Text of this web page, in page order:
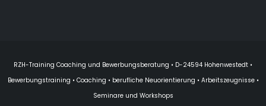
RZH-Training Coaching und Bewerbungsberatung • D-24594 Hohenwestedt •
Bewerbungstraining • Coaching • berufliche Neuorientierung • Arbeitszeugnisse •
Seminare und Workshops